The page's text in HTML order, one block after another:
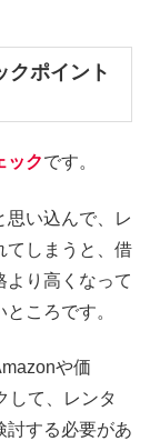
クポイント
ックです。
思い込んで、レ
てしまうと、借
より高くなって
ころです。
や価
して、レンタ
討する必要があ